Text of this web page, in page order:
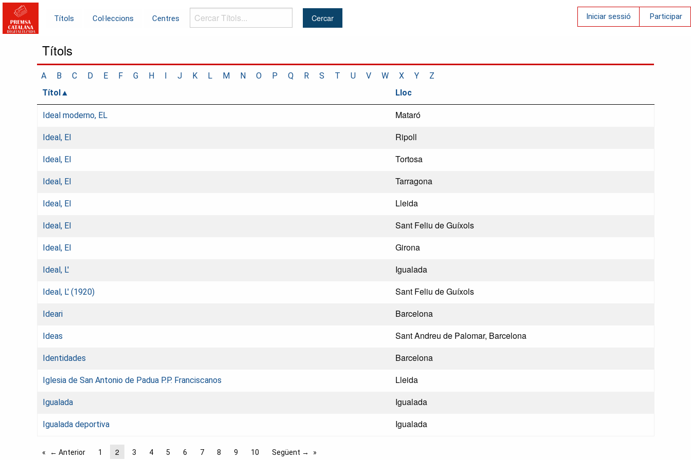
Títols Col·leccions Centres
Cercar
Títols...
Iniciar sessió Participar
Títols
A B C D E F G H I J K L M N O P Q R S T U V W X Y
Z
Títol
Lloc
Ideal moderno, EL Mataró
Ideal, El Ripoll
Ideal, El Tortosa
Ideal, El Tarragona
Ideal, El Lleida
Ideal, El Sant Feliu de Guíxols
Ideal, El Girona
Ideal, L' Igualada
Ideal, L' (1920) Sant Feliu de Guíxols
Ideari Barcelona
Ideas Sant Andreu de Palomar, Barcelona
Identidades Barcelona
Iglesia de San Antonio de Padua P.P. Franciscanos Lleida
Igualada Igualada
Igualada deportiva Igualada
← Anterior 1 2 3 4 5 6 7 8 9 10 Següent →